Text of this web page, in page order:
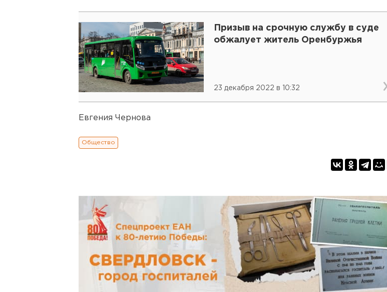
Призыв на срочную службу в суде
обжалует житель Оренбуржья
23 декабря 2022 в 10:32
Евгения Чернова
Общество